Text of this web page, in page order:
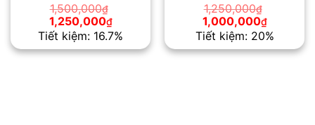
1,500,000₫
Giá
gốc
là:
1,500,000₫.
1,250,000₫Giá
hiện
tại
là:
Tiết kiệm: 16.7%
1,250,000₫
Giá
gốc
là:
1,250,000₫.
1,000,000₫Giá
hiện
tại
là:
Tiết kiệm: 20%